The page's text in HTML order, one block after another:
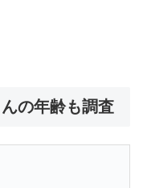
の年齢も調査